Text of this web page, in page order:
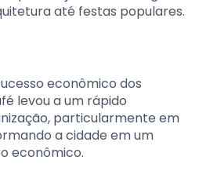
até festas populares.
econômico dos
levou a um rápido
particularmente em
a cidade em um
econômico.